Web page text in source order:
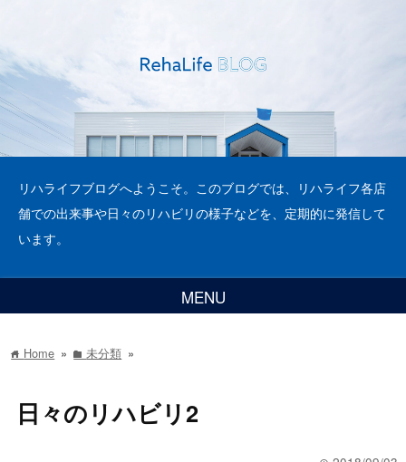
リハライフブログへようこそ。このブログでは、リハライフ各店
舗での出来事や日々のリハビリの様子などを、定期的に発信して
います。
MENU
home Home » folder未分類 »
日々のリハビリ2